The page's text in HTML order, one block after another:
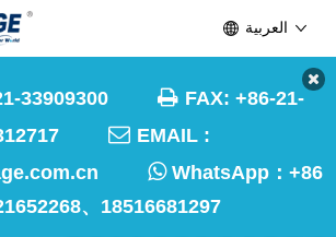
21-33909300  FAX: +86-21-
 EMAIL :
WhatsApp： +86
、18516681297
العربية